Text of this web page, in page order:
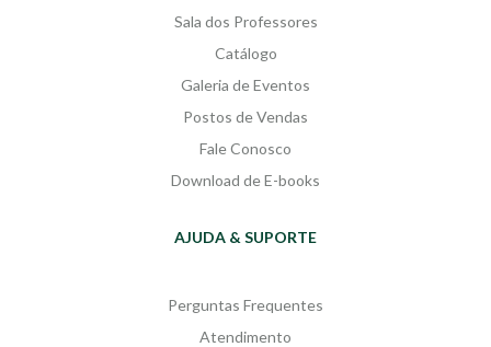
Sala dos Professores
Catálogo
Galeria de Eventos
Postos de Vendas
Fale Conosco
Download de E-books
AJUDA & SUPORTE
Perguntas Frequentes
Atendimento